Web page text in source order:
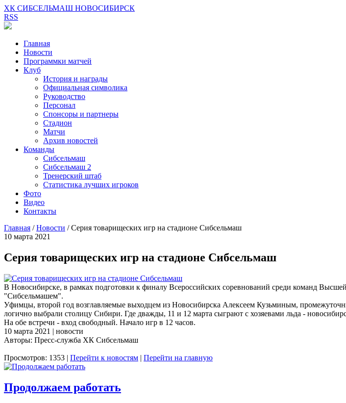
ХК СИБСЕЛЬМАШ НОВОСИБИРСК
RSS
Главная
Новости
Программки матчей
Клуб
История и награды
Официальная символика
Руководство
Персонал
Спонсоры и партнеры
Стадион
Матчи
Архив новостей
Команды
Сибсельмаш
Сибсельмаш 2
Тренерский штаб
Статистика лучших игроков
Фото
Видео
Контакты
Главная /Новости /Серия товарищеских игр на стадионе Сибсельмаш
10 марта 2021
Серия товарищеских игр на стадионе Сибсельмаш
В Новосибирске, в рамках подготовки к финалу Всероссийских соревнований среди команд
"Сибсельмашем".
Уфимцы, второй год возглавляемые выходцем из Новосибирска Алексеем Кузьминым,
логично выбрали столицу Сибири. Где дважды, 11 и 12 марта сыграют с хозяевами льда -
На обе встречи - вход свободный. Начало игр в 12 часов.
10 марта 2021 | новости
Авторы: Пресс-служба ХК Сибсельмаш
Просмотров: 1353 | Перейти к новостям | Перейти на главную
Продолжаем работать